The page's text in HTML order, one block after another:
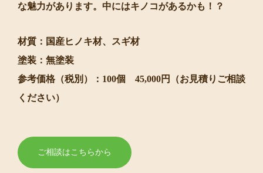
な魅力があります。中にはキノコがあるかも！？
材質：国産ヒノキ材、スギ材
塗装：無塗装
参考価格（税別）：100個 45,000円（お見積りご相談
ください）
ご相談はこちらから